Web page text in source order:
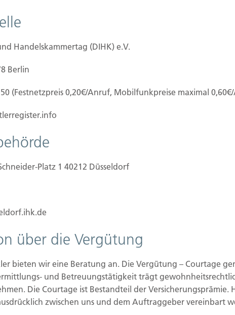
Düsseldorf
Abs. 1 GewO
67
Handelskammertag (DIHK) e.V.
Berlin
(Festnetzpreis 0,20€/Anruf, Mobilfunkpreise maximal
Platz 1 40212 Düsseldorf
über die Vergütung
bieten wir eine Beratung an. Die Vergütung – Courtage
und Betreuungstätigkeit trägt
Die Courtage ist Bestandteil der Versicherungsprämie.
zwischen uns und dem Auftraggeber vereinbart